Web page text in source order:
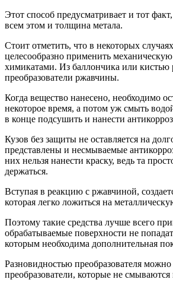
Этот способ предусматривает и тот
всем этом и толщина метала.
Стоит отметить, что в некоторых
целесообразно применить
химикатами. Из баллончика или кистью
преобразователи ржавчины.
Когда вещество нанесено, необходимо
некоторое время, а потом уж смыть
в конце подсушить и нанести
Кузов без защиты не оставляется на
представлены и несмываемые
них нельзя нанести краску, ведь та
держаться.
Вступая в реакцию с ржавчиной,
которая легко ложиться на
Поэтому такие средства лучше всего
обрабатываемые поверхности не
которым необходима дополнительная
Разновидностью преобразователя можно
преобразователи, которые не смываются